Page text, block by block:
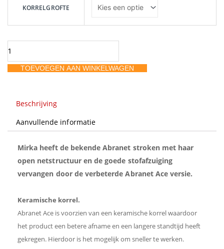
KORRELGROFTE
Abranet
x
125
mm
aantal
TOEVOEGEN AAN WINKELWAGEN
Beschrijving
Aanvullende informatie
Mirka heeft de bekende Abranet stroken met haar
open netstructuur en de goede stofafzuiging
vervangen door de verbeterde Abranet Ace versie.
Keramische korrel.
Abranet Ace is voorzien van een keramische korrel waardoor
het product een betere afname en een langere standtijd heeft
gekregen. Hierdoor is het mogelijk om sneller te werken.